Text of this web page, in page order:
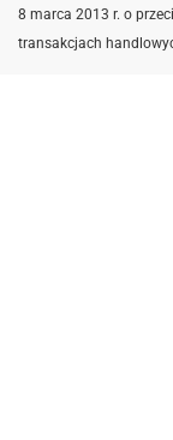
8 marca 2013 r. o
transakcjach